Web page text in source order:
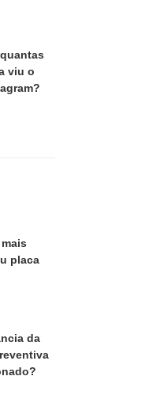
viu o
placa
da